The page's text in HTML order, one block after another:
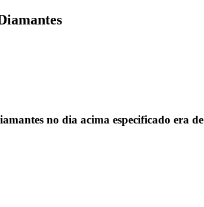
no dia acima especificado era de